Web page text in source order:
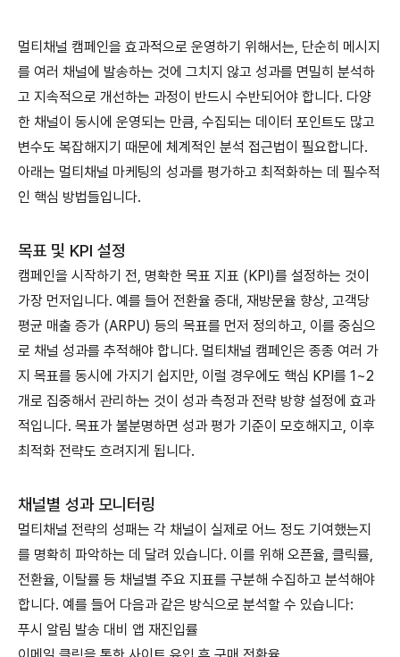
멀티채널 캠페인을 효과적으로 운영하기 위해서는, 단순히 메시지
를 여러 채널에 발송하는 것에 그치지 않고 성과를 면밀히 분석하
고 지속적으로 개선하는 과정이 반드시 수반되어야 합니다. 다양
한 채널이 동시에 운영되는 만큼, 수집되는 데이터 포인트도 많고
변수도 복잡해지기 때문에 체계적인 분석 접근법이 필요합니다.
아래는 멀티채널 마케팅의 성과를 평가하고 최적화하는 데 필수적
인 핵심 방법들입니다.
목표 및 KPI 설정
캠페인을 시작하기 전, 명확한 목표 지표 (KPI)를 설정하는 것이
가장 먼저입니다. 예를 들어 전환율 증대, 재방문율 향상, 고객당
평균 매출 증가 (ARPU) 등의 목표를 먼저 정의하고, 이를 중심으
로 채널 성과를 추적해야 합니다. 멀티채널 캠페인은 종종 여러 가
지 목표를 동시에 가지기 쉽지만, 이럴 경우에도 핵심 KPI를 1~2
개로 집중해서 관리하는 것이 성과 측정과 전략 방향 설정에 효과
적입니다. 목표가 불분명하면 성과 평가 기준이 모호해지고, 이후
최적화 전략도 흐려지게 됩니다.
채널별 성과 모니터링
멀티채널 전략의 성패는 각 채널이 실제로 어느 정도 기여했는지
를 명확히 파악하는 데 달려 있습니다. 이를 위해 오픈율, 클릭률,
전환율, 이탈률 등 채널별 주요 지표를 구분해 수집하고 분석해야
합니다. 예를 들어 다음과 같은 방식으로 분석할 수 있습니다:
푸시 알림 발송 대비 앱 재진입률